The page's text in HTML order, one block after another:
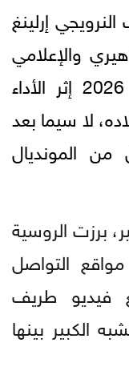
إرلينغ
والإعلامي
به، خلال بطولة كأس العالم 2026 إثر الأداء
لا سيما بعد
من المونديال
برزت الروسية
التواصل
فيديو طريف
الكبير بينها